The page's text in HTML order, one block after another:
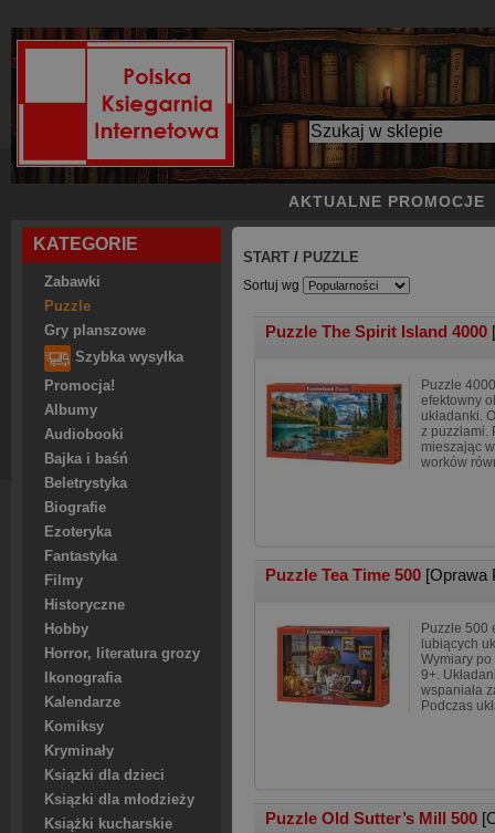
AKTUALNE PROMOCJE
KATEGORIE
Zabawki
Puzzle
Gry planszowe
Szybka wysyłka
Promocja!
Albumy
Audiobooki
Bajka i baśń
Beletrystyka
Biografie
Ezoteryka
Fantastyka
Filmy
Historyczne
Hobby
Horror, literatura grozy
Ikonografia
Kalendarze
Komiksy
Kryminały
Ksiązki dla dzieci
Ksiązki dla młodzieży
Książki kucharskie
START / PUZZLE
Sortuj wg
Puzzle The Spirit Island 4000
Puzzle
efektowny
układanki.
z puzzlami.
mieszając
worków
Puzzle Tea Time 500 [Oprawa
Puzzle 500
lubiących
Wymiary po
9+.
wspaniała
Podczas
Puzzle Old Sutter’s Mill 500